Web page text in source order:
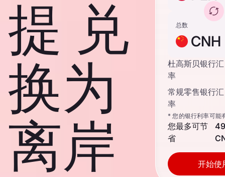
提 兑
换为
离岸
总数
CNH
杜高斯贝银行汇
率
常规零售银行汇
率
* 您的银行利率可能
您最多可节
省
开始使